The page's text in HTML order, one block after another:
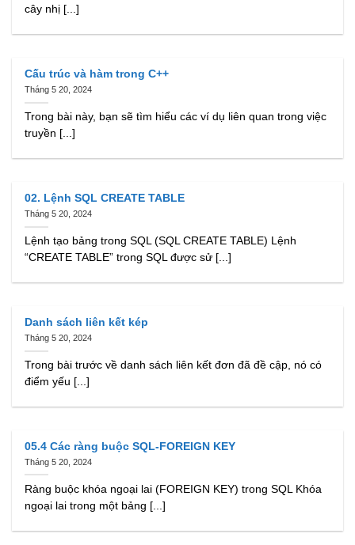
cây nhị [...]
Cấu trúc và hàm trong C++
Tháng 5 20, 2024
Trong bài này, bạn sẽ tìm hiểu các ví dụ liên quan trong việc
truyền [...]
02. Lệnh SQL CREATE TABLE
Tháng 5 20, 2024
Lệnh tạo bảng trong SQL (SQL CREATE TABLE) Lệnh
“CREATE TABLE” trong SQL được sử [...]
Danh sách liên kết kép
Tháng 5 20, 2024
Trong bài trước về danh sách liên kết đơn đã đề cập, nó có
điểm yếu [...]
05.4 Các ràng buộc SQL-FOREIGN KEY
Tháng 5 20, 2024
Ràng buộc khóa ngoại lai (FOREIGN KEY) trong SQL Khóa
ngoại lai trong một bảng [...]